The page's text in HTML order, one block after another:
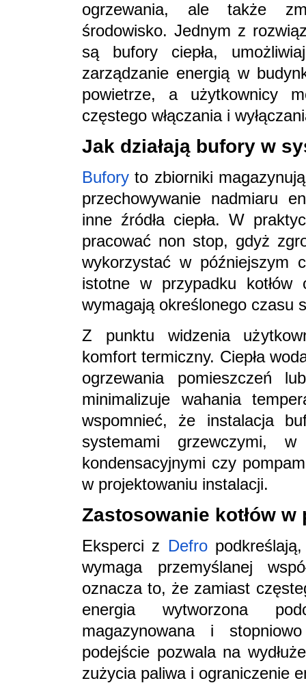
ogrzewania, ale także
środowisko. Jednym z
są bufory ciepła,
zarządzanie energią w
powietrze, a użytkownicy
częstego włączania i
Jak działają bufory w
Bufory to zbiorniki
przechowywanie nadmiaru
inne źródła ciepła. W
pracować non stop, gdyż
wykorzystać w późniejszym
istotne w przypadku kotłów
wymagają określonego czasu
Z punktu widzenia
komfort termiczny. Ciepła
ogrzewania pomieszczeń
minimalizuje wahania
wspomnieć, że instalacja
systemami grzewczymi,
kondensacyjnymi czy
w projektowaniu instalacji.
Zastosowanie kotłów w
Eksperci z Defropodkreślają,
wymaga przemyślanej
oznacza to, że zamiast
energia wytworzona
magazynowana i
podejście pozwala na
zużycia paliwa i ograniczenie